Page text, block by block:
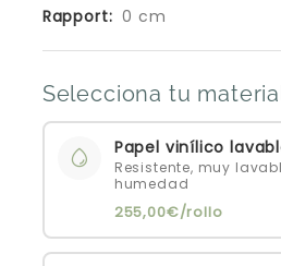
Rapport: 0 cm
Selecciona tu
Papel vinílico
Resistente, muy
humedad
255,00€/rollo